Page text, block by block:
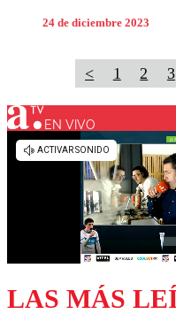
24 de diciembre 2023
< 1 2 3
EN VIVO
LAS MÁS